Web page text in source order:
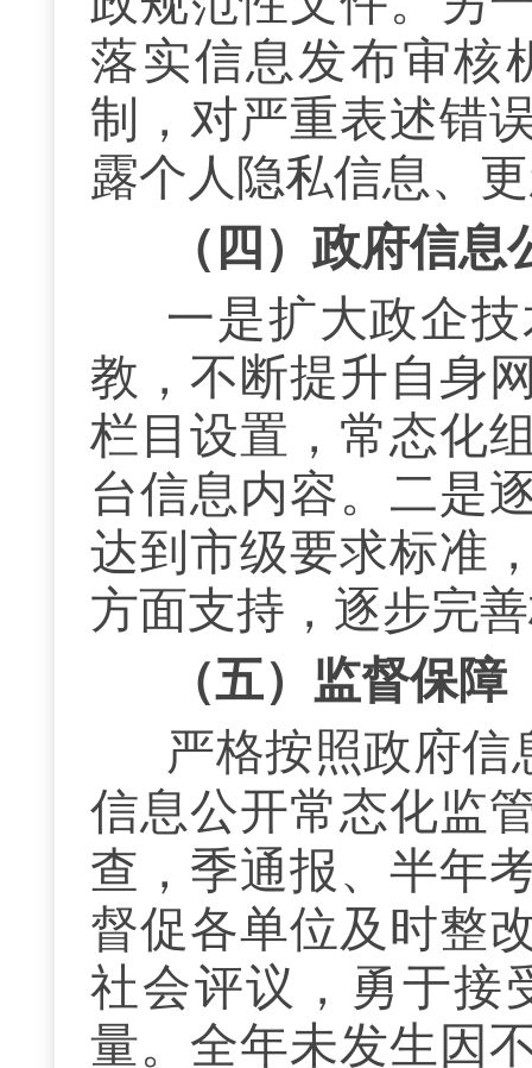
落实信息发布审核
制，对严重表述错
露个人隐私信息、
（四）政府信息
一是扩大政企
教，不断提升自身
栏目设置，常态化
台信息内容。二是
达到市级要求标准
方面支持，逐步完
（五） 监督保障
严格按照政府信
信息公开常态化监
查，季通报、半年
督促各单位及时整
社会评议，勇于接
量。全年未发生因